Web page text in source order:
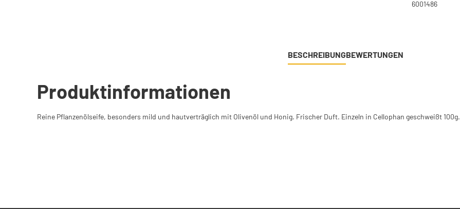
6001486
BESCHREIBUNGBEWERTUNGEN
Produktinformationen
Reine Pflanzenölseife, besonders mild und hautverträglich mit Olivenöl und Honig. Frischer Duft. Einzeln in Cellophan geschweißt 100g.